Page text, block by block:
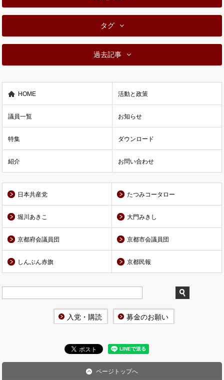
タグ
過去記事
HOME 活動と政策
議員一覧 お知らせ
特集 ダウンロード
紹介 お問い合わせ
日本共産党 たつみコータロー
堀川あきこ 大門みきし
京都府会議員団 京都市会議員団
しんぶん赤旗 京都民報
入党・購読 募金のお願い
ページトップへ